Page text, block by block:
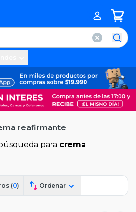
reafirmante
para crema
(0) Ordenar